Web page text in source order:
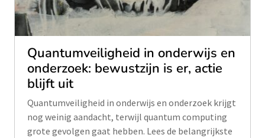
Quantumveiligheid in onderwijs en
onderzoek: bewustzijn is er, actie
blijft uit
Quantumveiligheid in onderwijs en onderzoek krijgt
nog weinig aandacht, terwijl quantum computing
grote gevolgen gaat hebben. Lees de belangrijkste